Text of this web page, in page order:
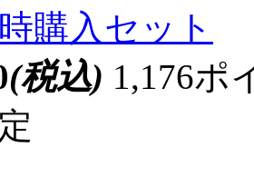
購入セット
(税込) 1,176ポ